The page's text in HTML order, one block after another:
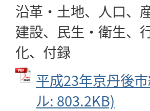
沿革・土地、人口、
建設、民生・衛生、
化、付録
平成23年京丹後
ル: 803.2KB)